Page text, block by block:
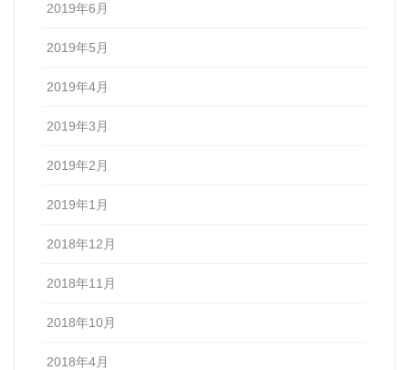
2019年6月
2019年5月
2019年4月
2019年3月
2019年2月
2019年1月
2018年12月
2018年11月
2018年10月
2018年4月